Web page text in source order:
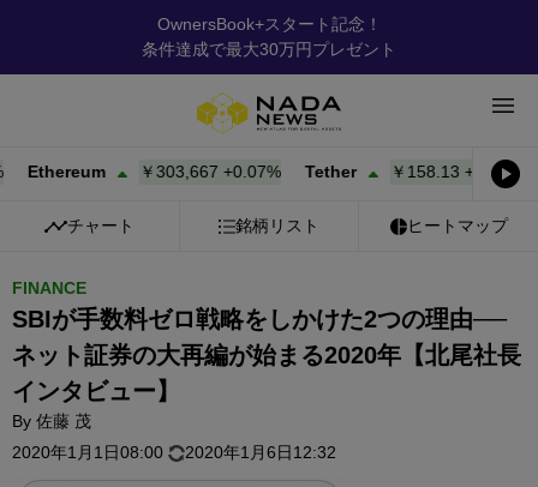
OwnersBook+スタート記念！
条件達成で最大30万円プレゼント
￥303,667+0.07% Tether ￥158.13+0.00% BNB
チャート 銘柄リスト ヒートマップ
FINANCE
SBIが手数料ゼロ戦略をしかけた2つの理由──
ネット証券の大再編が始まる2020年【北尾社長
インタビュー】
By 佐藤 茂
2020年1月1日08:00
2020年1月6日12:32